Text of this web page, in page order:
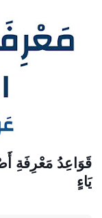
قَوَاعِدُ مَعْرِفَةِ
يَاءٍ